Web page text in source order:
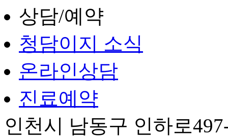
상담/예약
청담이지 소식
온라인상담
진료예약
인천시 남동구 인하로